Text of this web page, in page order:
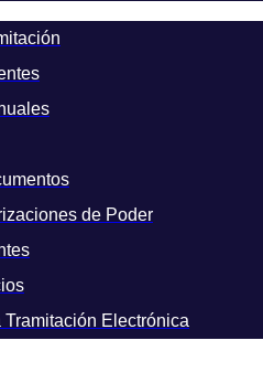
de Poder
Electrónica